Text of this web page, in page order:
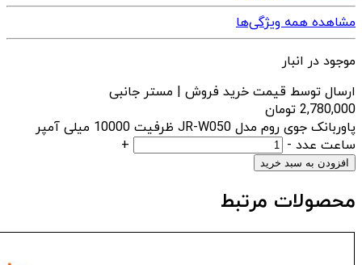
مشاهده همه ویژگی‌ها
موجود در انبار
ارسال توسط قیمت خرید فروش | مستر جانبی
2,780,000 تومان
پاوربانک جوی روم مدل JR-W050 ظرفیت 10000 میلی آمپر
ساعت عدد -
+
افزودن به سبد خرید
محصولات مرتبط